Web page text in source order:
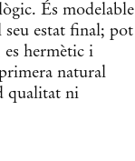
És modelable
estat final; pot
hermètic i
natural
qualitat ni